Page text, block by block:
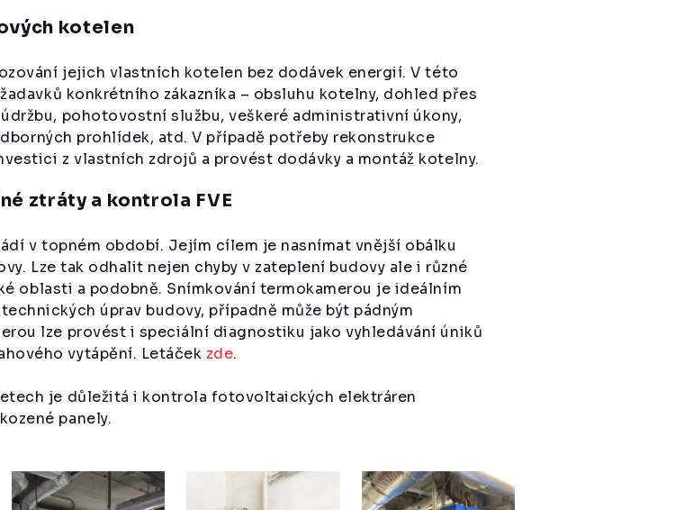
kotelen
jejich vlastních kotelen bez dodávek energií. V této
konkrétního zákazníka – obsluhu kotelny, dohled přes
pohotovostní službu, veškeré administrativní úkony,
prohlídek, atd. V případě potřeby rekonstrukce
z vlastních zdrojů a provést dodávky a montáž kotelny.
ztráty a kontrola FVE
v topném období. Jejím cílem je nasnímat vnější obálku
Lze tak odhalit nejen chyby v zateplení budovy ale i různé
oblasti a podobně. Snímkování termokamerou je ideálním
úprav budovy, případně může být pádným
lze provést i speciální diagnostiku jako vyhledávání úniků
vytápění. Letáček zde.
je důležitá i kontrola fotovoltaických elektráren
panely.